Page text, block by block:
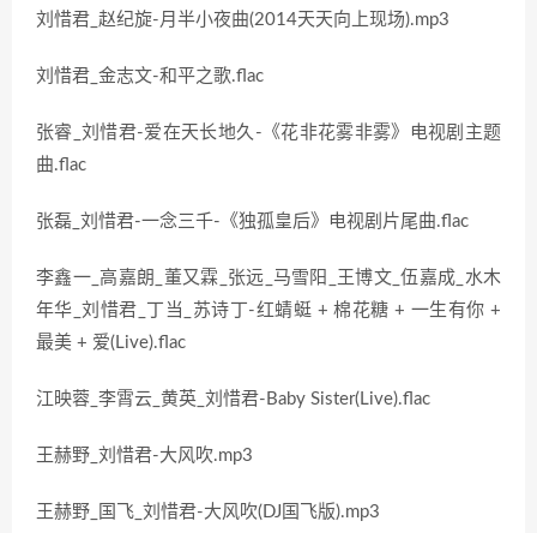
刘惜君_赵纪旋-月半小夜曲(2014天天向上现场).mp3
刘惜君_金志文-和平之歌.flac
张睿_刘惜君-爱在天长地久-《花非花雾非雾》电视剧主题
曲.flac
张磊_刘惜君-一念三千-《独孤皇后》电视剧片尾曲.flac
李鑫一_高嘉朗_董又霖_张远_马雪阳_王博文_伍嘉成_水木
年华_刘惜君_丁当_苏诗丁-红蜻蜓 + 棉花糖 + 一生有你 +
最美 + 爱(Live).flac
江映蓉_李霄云_黄英_刘惜君-Baby Sister(Live).flac
王赫野_刘惜君-大风吹.mp3
王赫野_国飞_刘惜君-大风吹(DJ国飞版).mp3